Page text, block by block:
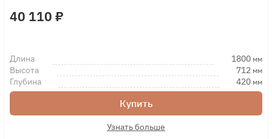
40 110 ₽
Длина 1800 мм
Высота 712 мм
Глубина 420 мм
Купить
Узнать больше